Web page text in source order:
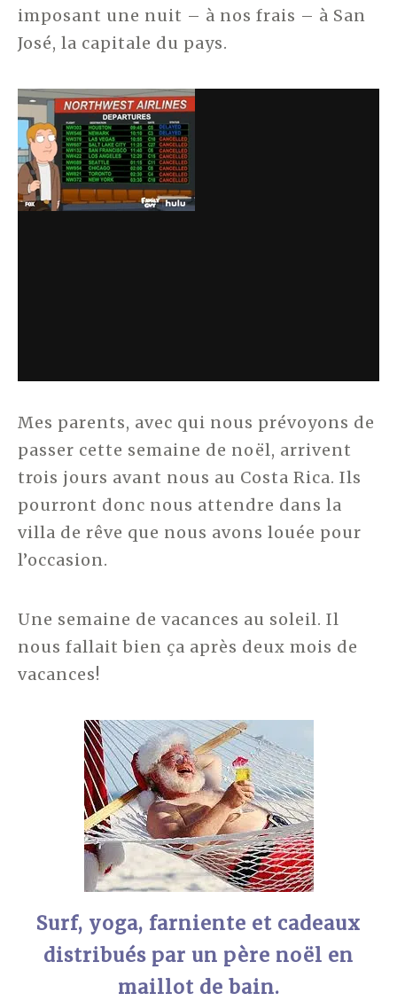
imposant une nuit – à nos frais – à San
José, la capitale du pays.
Mes parents, avec qui nous prévoyons de
passer cette semaine de noël, arrivent
trois jours avant nous au Costa Rica. Ils
pourront donc nous attendre dans la
villa de rêve que nous avons louée pour
l’occasion.
Une semaine de vacances au soleil. Il
nous fallait bien ça après deux mois de
vacances!
Surf, yoga, farniente et cadeaux
distribués par un père noël en
maillot de bain.